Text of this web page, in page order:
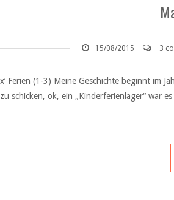
15/08/2015 3
Ferien (1-3) Meine Geschichte beginnt im
schicken, ok, ein „Kinderferienlager“ war